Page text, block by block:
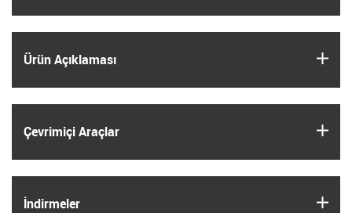
Ürün Açıklaması
Çevrimiçi Araçlar
İndirmeler